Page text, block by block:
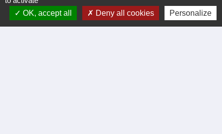
Certificat d'immatriculation
Régler facture d'eau par carte bancaire
Office du Tourisme Cèze Cévennes
OK, accept all
Deny all cookies Personalize